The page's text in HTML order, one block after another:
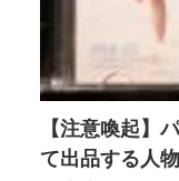
【注意喚起】
て出品する人